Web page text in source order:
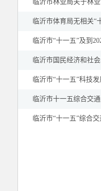
行政权力
重要部署
重点领域
临沂市林业局关于林
临沂市体育局无相关“
临沂市“十一五”及到
临沂市国民经济和社
临沂市“十一五”科技发
临沂市十一五综合交
临沂市“十一五”综合